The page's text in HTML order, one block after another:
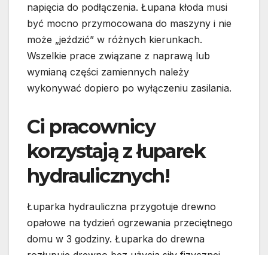
napięcia do podłączenia. Łupana kłoda musi
być mocno przymocowana do maszyny i nie
może „jeździć” w różnych kierunkach.
Wszelkie prace związane z naprawą lub
wymianą części zamiennych należy
wykonywać dopiero po wyłączeniu zasilania.
Ci pracownicy
korzystają z łuparek
hydraulicznych!
Łuparka hydrauliczna przygotuje drewno
opałowe na tydzień ogrzewania przeciętnego
domu w 3 godziny. Łuparka do drewna